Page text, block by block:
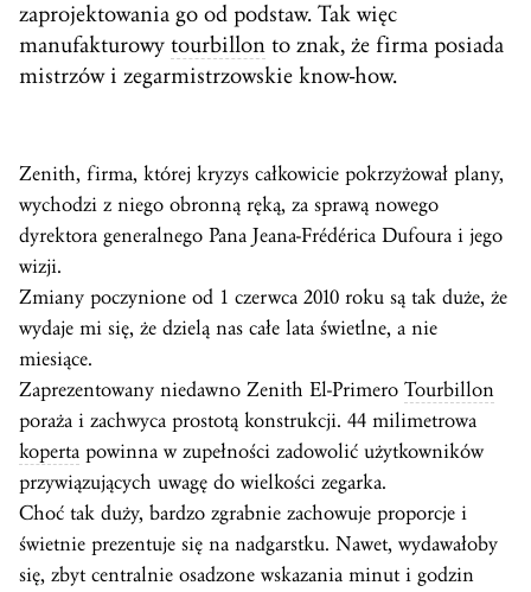
zaprojektowania go od podstaw. Tak więc
manufakturowy tourbillon to znak, że firma posiada
mistrzów i zegarmistrzowskie know-how.
Zenith, firma, której kryzys całkowicie pokrzyżował plany,
wychodzi z niego obronną ręką, za sprawą nowego
dyrektora generalnego Pana Jeana-Frédérica Dufoura i jego
wizji.
Zmiany poczynione od 1 czerwca 2010 roku są tak duże, że
wydaje mi się, że dzielą nas całe lata świetlne, a nie
miesiące.
Zaprezentowany niedawno Zenith El-Primero Tourbillon
poraża i zachwyca prostotą konstrukcji. 44 milimetrowa
koperta powinna w zupełności zadowolić użytkowników
przywiązujących uwagę do wielkości zegarka.
Choć tak duży, bardzo zgrabnie zachowuje proporcje i
świetnie prezentuje się na nadgarstku. Nawet, wydawałoby
się, zbyt centralnie osadzone wskazania minut i godzin